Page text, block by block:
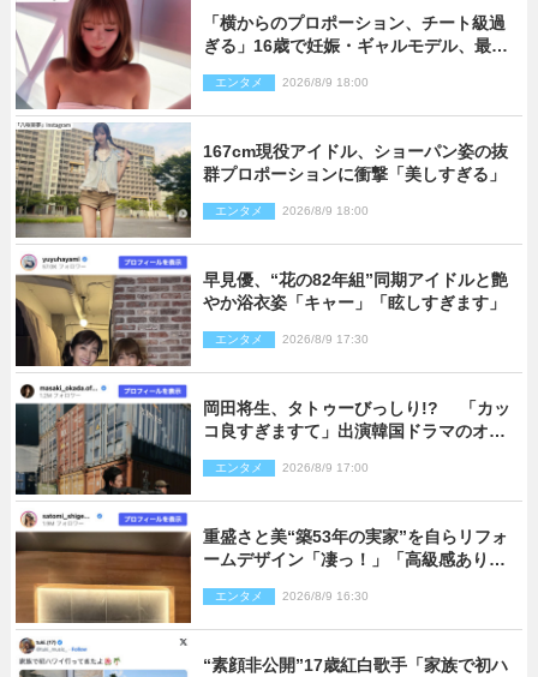
「横からのプロポーション、チート級過
ぎる」16歳で妊娠・ギャルモデル、最新
エンタメ 2026/8/9 18:00
167cm現役アイドル、ショーパン姿の抜
群プロポーションに衝撃「美しすぎる」
エンタメ 2026/8/9 18:00
早見優、“花の82年組”同期アイドルと艶
やか浴衣姿「キャー」「眩しすぎます」
エンタメ 2026/8/9 17:30
岡田将生、タトゥーびっしり!? 「カッ
コ良すぎますて」出演韓国ドラマのオフ
エンタメ 2026/8/9 17:00
重盛さと美“築53年の実家”を自らリフォ
ームデザイン「凄っ！」「高級感ありま
エンタメ 2026/8/9 16:30
“素顔非公開”17歳紅白歌手「家族で初ハ